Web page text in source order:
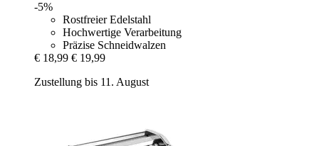
-5%
Rostfreier Edelstahl
Hochwertige Verarbeitung
Präzise Schneidwalzen
€ 18,99 € 19,99
Zustellung bis 11. August